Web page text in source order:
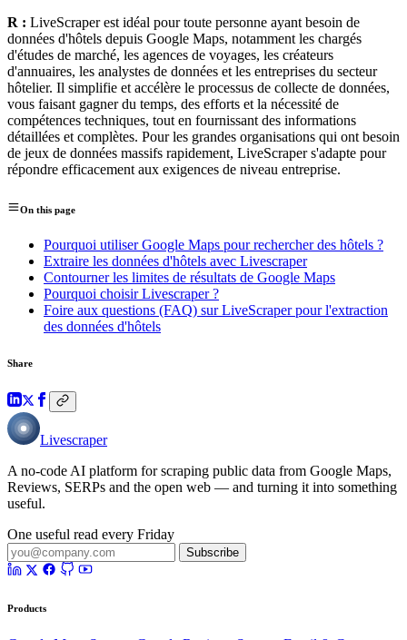
R : LiveScraper est idéal pour toute personne ayant besoin de
données d'hôtels depuis Google Maps, notamment les chargés
d'études de marché, les agences de voyages, les créateurs
d'annuaires, les analystes de données et les entreprises du secteur
hôtelier. Il simplifie et accélère le processus de collecte de données,
vous faisant gagner du temps, des efforts et la nécessité de
compétences techniques, tout en fournissant des informations
détaillées et complètes. Pour les grandes organisations qui ont besoin
de jeux de données massifs rapidement, LiveScraper s'adapte pour
répondre efficacement aux exigences de niveau entreprise.
On this page
Pourquoi utiliser Google Maps pour rechercher des hôtels ?
Extraire les données d'hôtels avec Livescraper
Contourner les limites de résultats de Google Maps
Pourquoi choisir Livescraper ?
Foire aux questions (FAQ) sur LiveScraper pour l'extraction
des données d'hôtels
Share
Livescraper
A no-code AI platform for scraping public data from Google Maps,
Reviews, SERPs and the open web — and turning it into something
useful.
One useful read every Friday
Subscribe
Products